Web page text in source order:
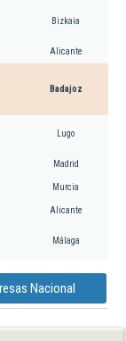
Bizkaia
Alicante
Badajoz
Lugo
Madrid
Murcia
Alicante
Málaga
Nacional